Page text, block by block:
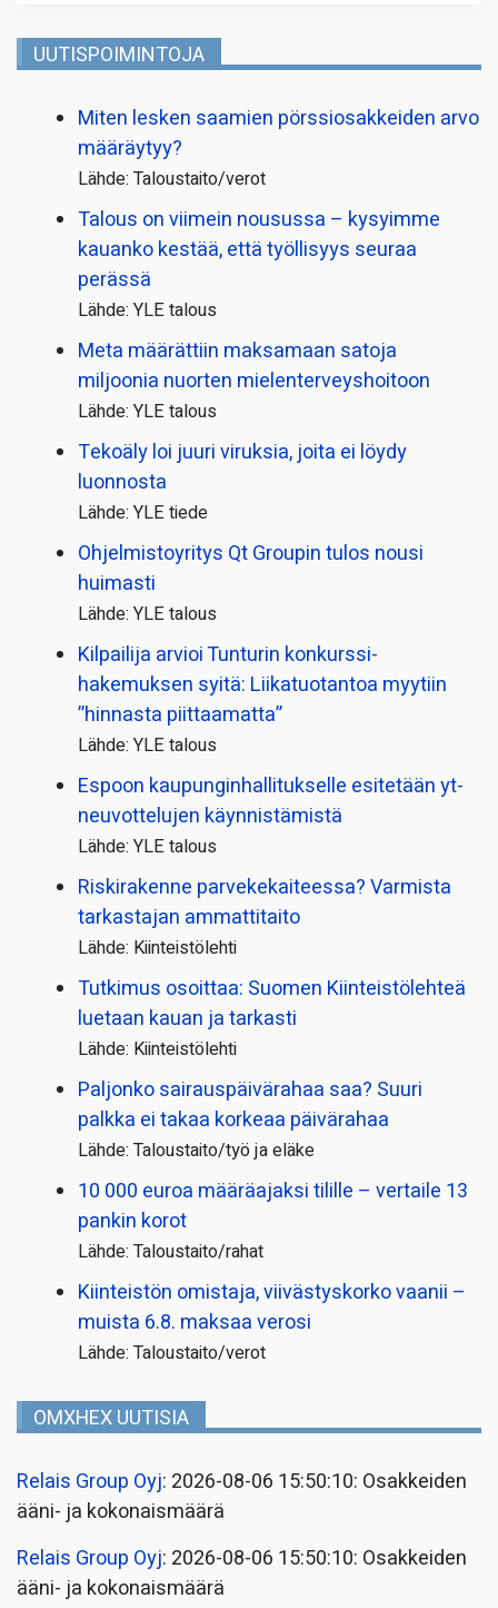
UUTISPOIMINTOJA
Miten lesken saamien pörssi­osakkeiden arvo
määräytyy?
Lähde: Taloustaito/verot
Talous on viimein nousussa – kysyimme
kauanko kestää, että työllisyys seuraa
perässä
Lähde: YLE talous
Meta määrättiin maksamaan satoja
miljoonia nuorten mielenterveyshoitoon
Lähde: YLE talous
Tekoäly loi juuri viruksia, joita ei löydy
luonnosta
Lähde: YLE tiede
Ohjelmistoyritys Qt Groupin tulos nousi
huimasti
Lähde: YLE talous
Kilpailija arvioi Tunturin konkurssi­
hakemuksen syitä: Liikatuotantoa myytiin
”hinnasta piittaamatta”
Lähde: YLE talous
Espoon kaupungin­hallitukselle esitetään yt-
neuvottelujen käynnistämistä
Lähde: YLE talous
Riskirakenne parvekekaiteessa? Varmista
tarkastajan ammattitaito
Lähde: Kiinteistölehti
Tutkimus osoittaa: Suomen Kiinteistölehteä
luetaan kauan ja tarkasti
Lähde: Kiinteistölehti
Paljonko sairauspäivä­rahaa saa? Suuri
palkka ei takaa korkeaa päivärahaa
Lähde: Taloustaito/työ ja eläke
10 000 euroa määräajaksi tilille – vertaile 13
pankin korot
Lähde: Taloustaito/rahat
Kiinteistön omistaja, viivästyskorko vaanii –
muista 6.8. maksaa verosi
Lähde: Taloustaito/verot
OMXHEX UUTISIA
Relais Group Oyj: 2026-08-06 15:50:10: Osakkeiden
ääni- ja kokonaismäärä
Relais Group Oyj: 2026-08-06 15:50:10: Osakkeiden
ääni- ja kokonaismäärä